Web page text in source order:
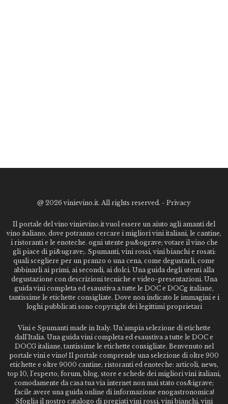
@ 2026 vinievino.it. All rights reserved. - Privacy
Il portale del vino vinievino.it vuol essere un aiuto agli amanti del
vino italiano, dove potranno cercare i migliori vini italiani, le cantine,
i ristoranti e le enoteche. ogni utente pu&ograve; votare il vino che
gli piace di pi&ugrave;. Spumanti, vini rossi, vini bianchi e rosati:
quali scegliere per un pranzo o una cena, come degustarli, come
abbinarli ai primi, ai secondi, ai dolci. Una guida degli utenti alla
degustazione con descrizioni tecniche e video-presentazioni. Una
guida vini completa ed esaustiva a tutte le DOC e DOCg italiane,
tantissime le etichette consigliate. Dove non indicato le immagini e i
loghi pubblicati sono copyright dei legittimi proprietari
Vini e Spumanti made in Italy. Un'ampia selezione di etichette
dall'Italia. Una guida vini completa ed esaustiva a tutte le DOC e
DOCG italiane, tantissime le etichette consigliate. Benvenuto nel
portale vini e vino! Il portale comprende una selezione di oltre 900
etichette e oltre 9000 cantine, ristoranti ed enoteche: articoli, news,
top 10, l'esperto, forum, blog, store e schede dei migliori vini italiani,
comodamente da casa tua via internet non mai stato cos&igrave;
facile avere una guida online di informazione enogastronomica!
Sfoglia il nostro catalogo di pregiati vini rossi, vini bianchi, vini